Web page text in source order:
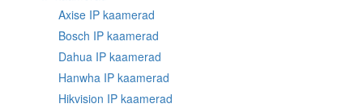
Axise IP kaamerad
Bosch IP kaamerad
Dahua IP kaamerad
Hanwha IP kaamerad
Hikvision IP kaamerad